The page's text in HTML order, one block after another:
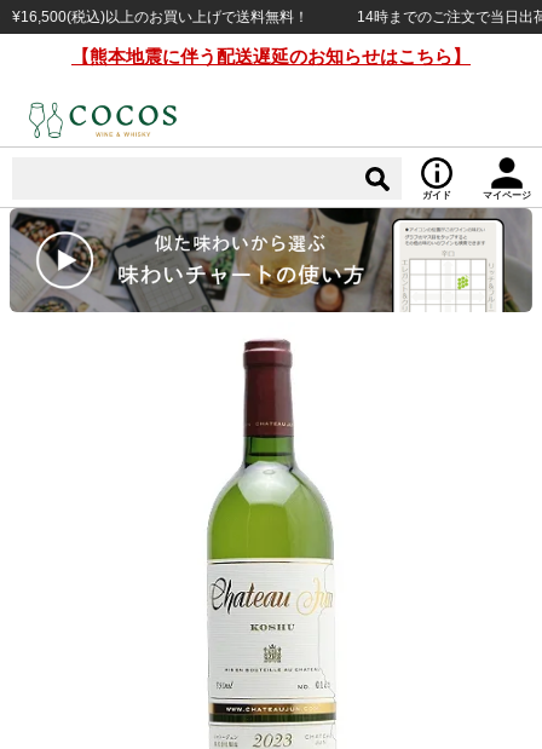
税込)以上のお買い上げで送料無料！ 14時までのご注文で当日出荷
【熊本地震に伴う配送遅延のお知らせはこちら】
ガイド マイページ